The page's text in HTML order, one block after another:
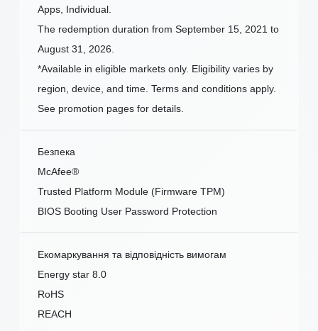
Apps, Individual.
The redemption duration from September 15, 2021 to
August 31, 2026.
*Available in eligible markets only. Eligibility varies by
region, device, and time. Terms and conditions apply.
See promotion pages for details.
Безпека
McAfee®
Trusted Platform Module (Firmware TPM)
BIOS Booting User Password Protection
Екомаркування та відповідність вимогам
Energy star 8.0
RoHS
REACH